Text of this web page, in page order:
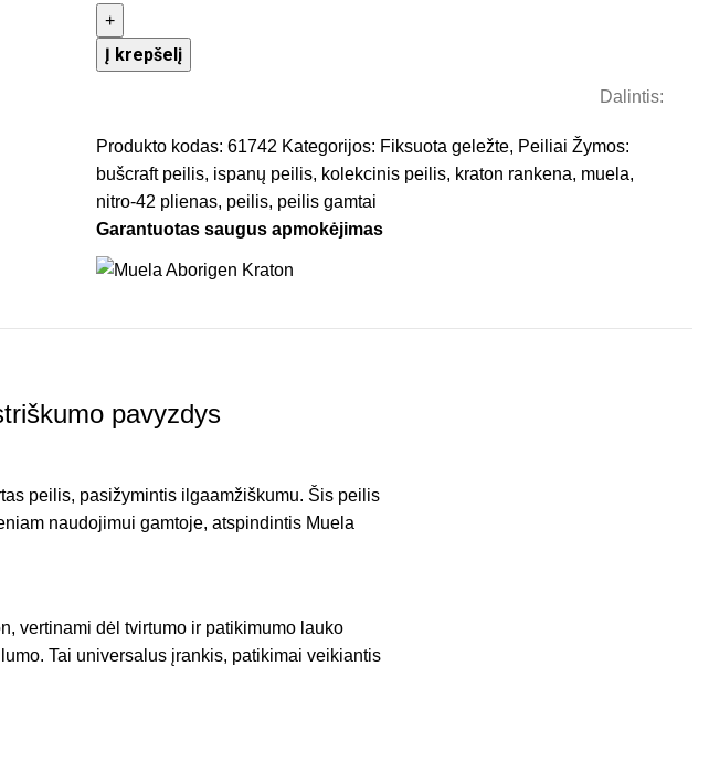
Į krepšelį
Dalintis:
Produkto kodas: 61742 Kategorijos: Fiksuota geležte, Peiliai Žymos:
bušcraft peilis, ispanų peilis, kolekcinis peilis, kraton rankena, muela,
nitro-42 plienas, peilis, peilis gamtai
Garantuotas saugus apmokėjimas
pavyzdys
peilis, pasižymintis ilgaamžiškumu. Šis peilis
naudojimui gamtoje, atspindintis Muela
vertinami dėl tvirtumo ir patikimumo lauko
Tai universalus įrankis, patikimai veikiantis